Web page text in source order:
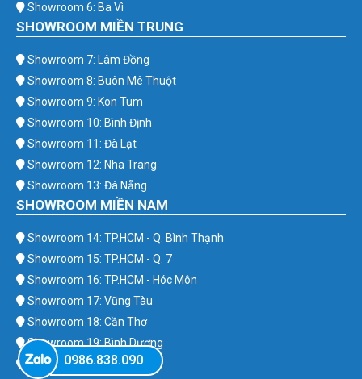
Showroom 6: Ba Vì
SHOWROOM MIỀN TRUNG
Showroom 7: Lâm Đồng
Showroom 8: Buôn Mê Thuột
Showroom 9: Kon Tum
Showroom 10: Bình Định
Showroom 11: Đà Lạt
Showroom 12: Nha Trang
Showroom 13: Đà Nẵng
SHOWROOM MIỀN NAM
Showroom 14: TP.HCM - Q. Bình Thạnh
Showroom 15: TP.HCM - Q. 7
Showroom 16: TP.HCM - Hóc Môn
Showroom 17: Vũng Tàu
Showroom 18: Cần Thơ
Showroom 19: Bình Dương
Showroom 20: Bình Phước
0986.838.090